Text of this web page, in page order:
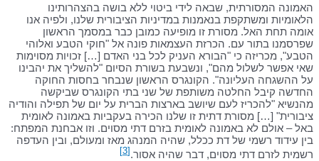
האמונה המסורתית, שבאה לידי ביטוי ללא בושה בהצהרותינו
הלאומיות ומשתקפת בנאמנות במדיניות הציבורית שלנו, ולפיה אנו
אומה תחת האל. מסורת זו מופיעה כמובן כבר במסמך הראשון
שפרסמנו בתור עם. הכרזת העצמאות פונה אל "חוקי הטבע ואלוהי
הטבע", מכריזה כי "הבורא העניק לכל בני האדם […] זכויות מסוימות
שאי אפשר לשלול מהם", ונשבעת בשורת הסיום "להשליך את יהבינו
על ההשגחה העליונה". הקונגרס הראשון שנבחר בחסות החוקה
החדשה קיבל החלטה משותפת של שני בתי הקונגרס שביקשה
מהנשיא "להכריז לעם שיושב בארצות הברית על יום של תפילה והודיה
ציבורית" […] מסורת דתית זו שלנו הכירה בעקביות באמונה לאומית
באל – אולם לא באמונה לאומית בזרם דתי מסוים. וזו אבחנת המפתח:
בין עידוד רשמי של דת ככלל, שהיה המנהג מאז ומעולם, ובין העדפה
רשמית לזרם דתי מסוים, דבר שהיה אסור. [3]